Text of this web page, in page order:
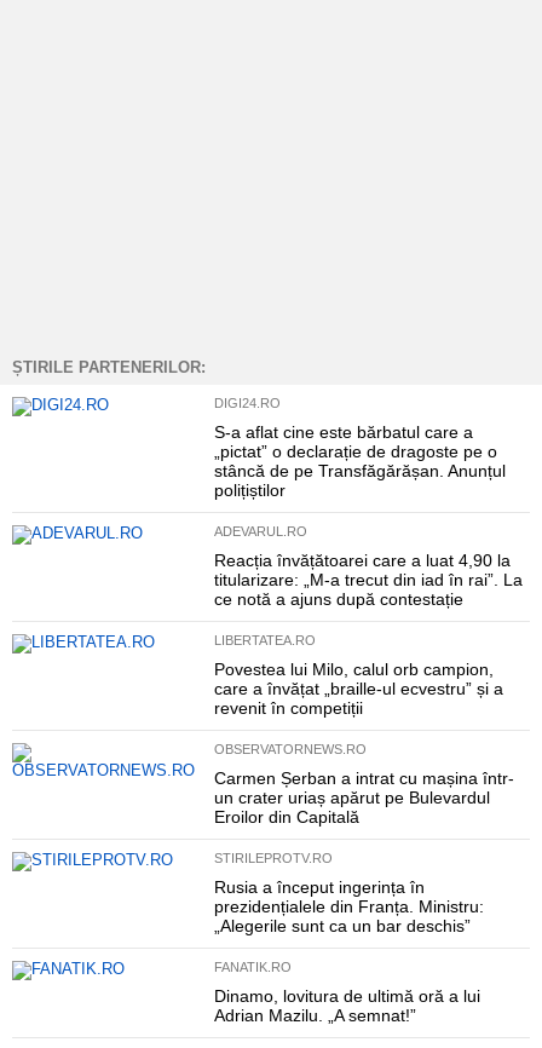
ȘTIRILE PARTENERILOR:
DIGI24.RO
S-a aflat cine este bărbatul care a
„pictat” o declarație de dragoste pe o
stâncă de pe Transfăgărășan. Anunțul
polițiștilor
ADEVARUL.RO
Reacția învățătoarei care a luat 4,90 la
titularizare: „M-a trecut din iad în rai”. La
ce notă a ajuns după contestație
LIBERTATEA.RO
Povestea lui Milo, calul orb campion,
care a învățat „braille-ul ecvestru” și a
revenit în competiții
OBSERVATORNEWS.RO
Carmen Șerban a intrat cu mașina într-
un crater uriaș apărut pe Bulevardul
Eroilor din Capitală
STIRILEPROTV.RO
Rusia a început ingerința în
prezidențialele din Franța. Ministru:
„Alegerile sunt ca un bar deschis”
FANATIK.RO
Dinamo, lovitura de ultimă oră a lui
Adrian Mazilu. „A semnat!”